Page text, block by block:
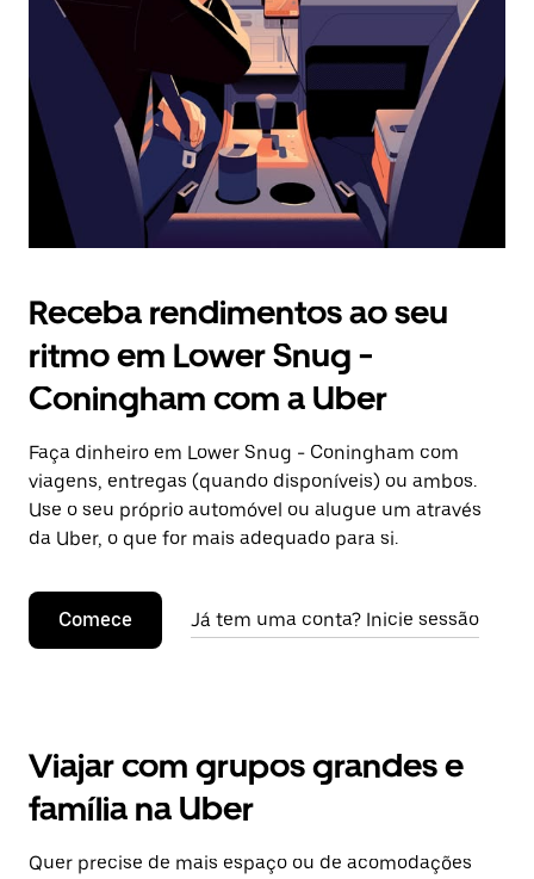
o
calendário.
Receba rendimentos ao seu
ritmo em Lower Snug -
Coningham com a Uber
Faça dinheiro em Lower Snug - Coningham com
viagens, entregas (quando disponíveis) ou ambos.
Use o seu próprio automóvel ou alugue um através
da Uber, o que for mais adequado para si.
Comece Já tem uma conta? Inicie sessão
Viajar com grupos grandes e
família na Uber
Quer precise de mais espaço ou de acomodações